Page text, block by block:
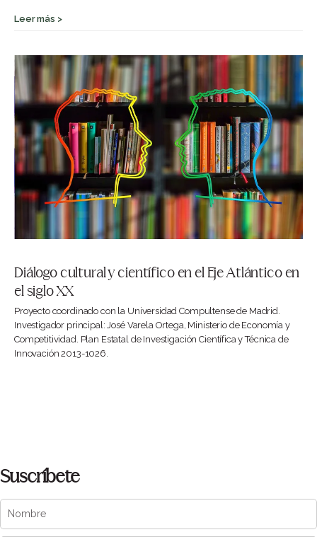
Leer más >
Diálogo cultural y científico en el Eje Atlántico en
el siglo XX
Proyecto coordinado con la Universidad Compultense de Madrid.
Investigador principal: José Varela Ortega, Ministerio de Economía y
Competitividad. Plan Estatal de Investigación Científica y Técnica de
Innovación 2013-1026.
Suscríbete